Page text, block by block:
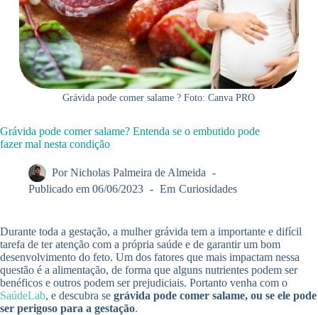
Grávida pode comer salame ? Foto: Canva PRO
Grávida pode comer salame? Entenda se o embutido pode
fazer mal nesta condição
Por Nicholas Palmeira de Almeida
Publicado em 06/06/2023 Em Curiosidades
Durante toda a gestação, a mulher grávida tem a importante e difícil
tarefa de ter atenção com a própria saúde e de garantir um bom
desenvolvimento do feto. Um dos fatores que mais impactam nessa
questão é a alimentação, de forma que alguns nutrientes podem ser
benéficos e outros podem ser prejudiciais. Portanto venha com o
SaúdeLab, e descubra se grávida pode comer salame, ou se ele pode
ser perigoso para a gestação.